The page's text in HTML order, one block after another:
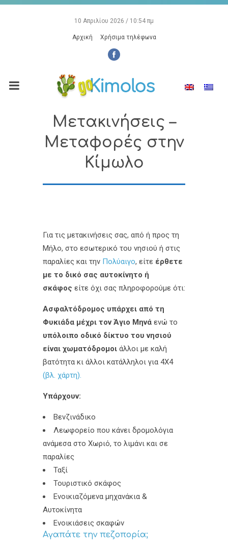
10 Απριλίου 2026 / 10:54 πμ
Αρχική Χρήσιμα τηλέφωνα
Μετακινήσεις –
Μεταφορές στην
Κίμωλο
Για τις μετακινήσεις σας, από ή προς τη
Μήλο, στο εσωτερικό του νησιού ή στις
παραλίες και την Πολύαιγο, είτε έρθετε
με το δικό σας αυτοκίνητο ή
σκάφος είτε όχι σας πληροφορούμε ότι:
Ασφαλτόδρομος υπάρχει από τη
Φυκιάδα μέχρι τον Άγιο Μηνά ενώ το
υπόλοιπο οδικό δίκτυο του νησιού
είναι χωματόδρομοι άλλοι με καλή
βατότητα κι άλλοι κατάλληλοι για 4Χ4
(βλ. χάρτη).
Υπάρχουν:
Βενζινάδικο
Λεωφορείο που κάνει δρομολόγια
ανάμεσα στο Χωριό, το λιμάνι και σε
παραλίες
Ταξί
Τουριστικό σκάφος
Ενοικιαζόμενα μηχανάκια &
Αυτοκίνητα
Ενοικιάσεις σκαφών
Αγαπάτε την πεζοπορία;